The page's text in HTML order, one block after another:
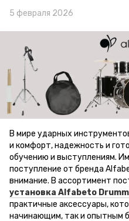
5 февраля 2026
В мире ударных
и комфорт, надежность и
обучению и выступлениям.
поступление от бренда
внимание. В ассортимент
установка Alfabeto
практичные аксессуары,
начинающим, так и опытным